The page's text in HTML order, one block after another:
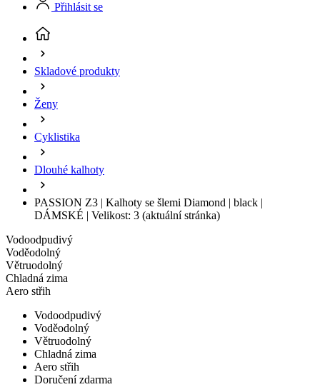
Přihlásit se
Skladové produkty
Ženy
Cyklistika
Dlouhé kalhoty
PASSION Z3 | Kalhoty se šlemi Diamond | black |
DÁMSKÉ | Velikost: 3 (aktuální stránka)
Vodoodpudivý
Voděodolný
Větruodolný
Chladná zima
Aero střih
Vodoodpudivý
Voděodolný
Větruodolný
Chladná zima
Aero střih
Doručení zdarma